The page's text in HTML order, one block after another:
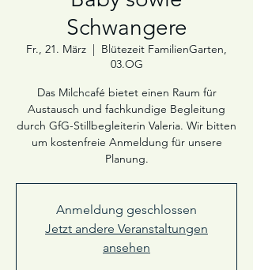
Schwangere
Fr., 21. März
  |
Blütezeit FamilienGarten,
03.OG
Das Milchcafé bietet einen Raum für
Austausch und fachkundige Begleitung
durch GfG-Stillbegleiterin Valeria. Wir bitten
um kostenfreie Anmeldung für unsere
Planung.
Anmeldung geschlossen
Jetzt andere Veranstaltungen
ansehen